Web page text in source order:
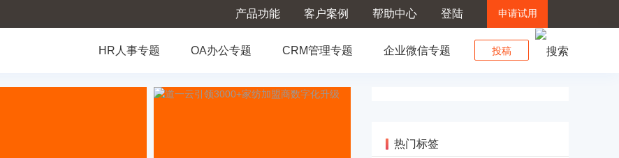
产品功能 客户案例 帮助中心 登陆 申请试用
HR人事专题 OA办公专题 CRM管理专题 企业微信专题
投稿
热门标签